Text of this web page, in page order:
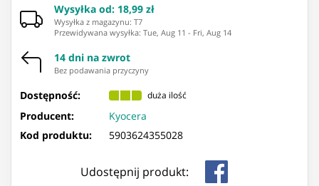
Wysyłka od: 18,99 zł
Wysyłka z magazynu: ⁨T7⁩
Przewidywana wysyłka: Tue, Aug 11 - Fri, Aug 14
14 dni na zwrot
Bez podawania przyczyny
Dostępność: duża ilość
Producent:
Kyocera
Kod produktu:
5903624355028
Udostępnij produkt: